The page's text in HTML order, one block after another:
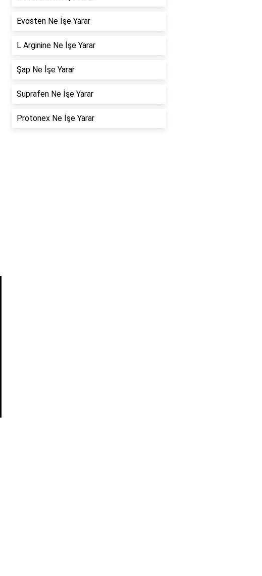
Evosten Ne İşe Yarar
L Arginine Ne İşe Yarar
Şap Ne İşe Yarar
Suprafen Ne İşe Yarar
Protonex Ne İşe Yarar